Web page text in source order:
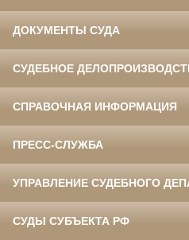
ДОКУМЕНТЫ СУДА
СУДЕБНОЕ
СПРАВОЧНАЯ ИНФОРМАЦИЯ
ПРЕСС-СЛУЖБА
УПРАВЛЕНИЕ СУДЕБНОГО
СУДЫ СУБЪЕКТА РФ